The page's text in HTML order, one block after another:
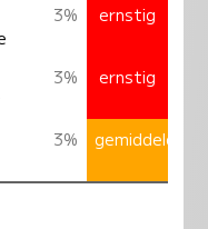
3% ernstig
3% ernstig
3% gemiddeld